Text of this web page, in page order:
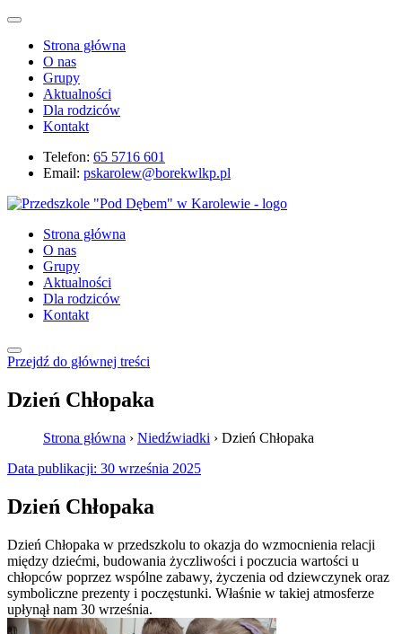
Strona główna
O nas
Grupy
Aktualności
Dla rodziców
Kontakt
Telefon: 65 5716 601
Email: pskarolew@borekwlkp.pl
Strona główna
O nas
Grupy
Aktualności
Dla rodziców
Kontakt
Przejdź do głównej treści
Dzień Chłopaka
Strona główna › Niedźwiadki › Dzień Chłopaka
Data publikacji: 30 września 2025
Dzień Chłopaka
Dzień Chłopaka w przedszkolu to okazja do wzmocnienia relacji
między dziećmi, budowania życzliwości i poczucia wartości u
chłopców poprzez wspólne zabawy, życzenia od dziewczynek oraz
symboliczne prezenty i poczęstunki. Właśnie w takiej atmosferze
upłynął nam 30 września.